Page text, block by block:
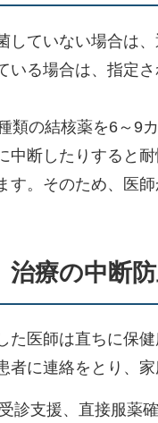
ていない場合は、
いる場合は、指定
類の結核薬を6～9
中断したりすると
す。そのため、医
治療の中断
医師は直ちに保
に連絡をとり、
診支援、直接服薬